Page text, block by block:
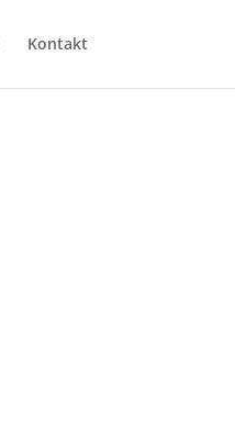
Kontakt